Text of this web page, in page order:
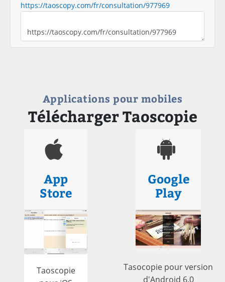
https://taoscopy.com/fr/consultation/977969
Applications pour mobiles
Télécharger Taoscopie
App
Store
Taoscopie
Google
Play
Tasocopie pour version
d'Android 6.0